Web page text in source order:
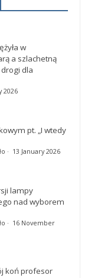
w
a szlachetną
dla
2026
pt. „I wtedy
· 13 January 2026
lampy
nad wyborem
· 16 November
koń profesor